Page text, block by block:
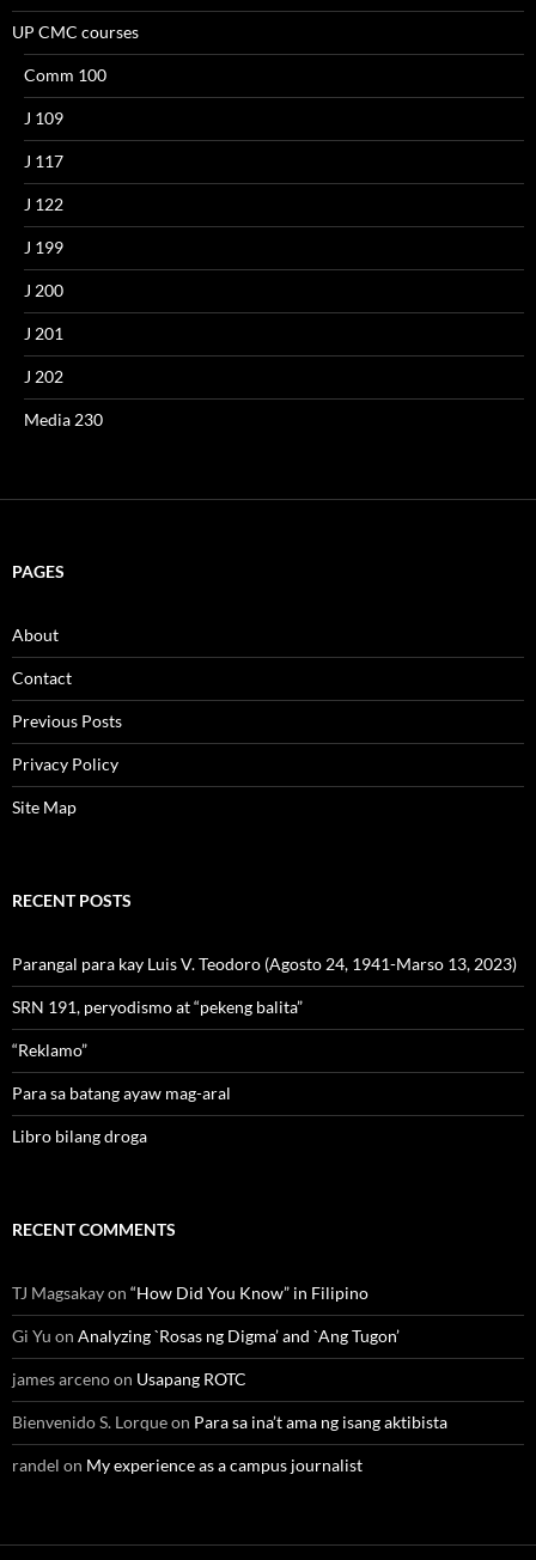
UP CMC courses
Comm 100
J 109
J 117
J 122
J 199
J 200
J 201
J 202
Media 230
PAGES
About
Contact
Previous Posts
Privacy Policy
Site Map
RECENT POSTS
Parangal para kay Luis V. Teodoro (Agosto 24, 1941-Marso 13, 2023)
SRN 191, peryodismo at “pekeng balita”
“Reklamo”
Para sa batang ayaw mag-aral
Libro bilang droga
RECENT COMMENTS
TJ Magsakayon “How Did You Know” in Filipino
Gi Yu on Analyzing `Rosas ng Digma’ and `Ang Tugon’
james arcenoon Usapang ROTC
Bienvenido S. Lorqueon Para sa ina’t ama ng isang aktibista
randel on My experience as a campus journalist